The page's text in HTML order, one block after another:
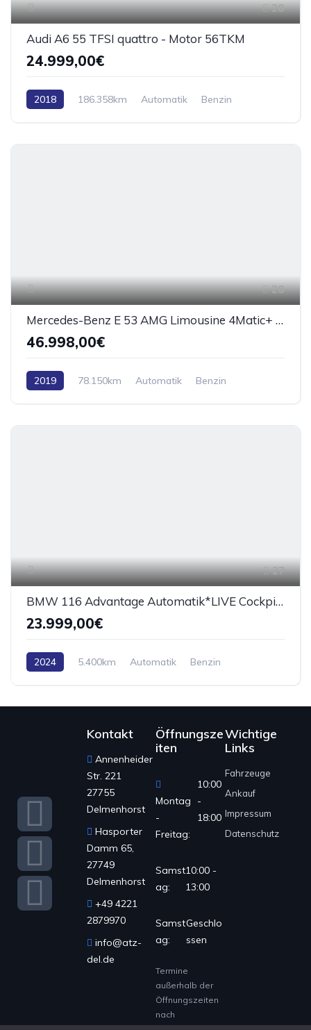
28
Audi A6 55 TFSI quattro - Motor 56TKM
24.999,00€
2018 186.358km Automatik
Benzin
28
Mercedes-Benz E 53 AMG Limousine 4Matic+ BURMESTER*ACC
46.998,00€
2019 78.150km Automatik
Benzin
27
BMW 116 Advantage Automatik*LIVE Cockpit* LED
23.999,00€
2024 5.400km Automatik Benzin
Kontakt
Annenheider
Str. 221
27755
Delmenhorst
Hasporter
Damm 65,
27749
Delmenhorst
+49 4221
2879970
info@atz-
del.de
Öffnungsze
iten
Montag
-
Freitag:
10:00
-
18:00
Samst
ag:
10:00 -
13:00
Samst
ag:
Geschlo
ssen
Termine
außerhalb der
Öffnungszeiten
nach
Wichtige
Links
Fahrzeuge
Ankauf
Impressum
Datenschutz